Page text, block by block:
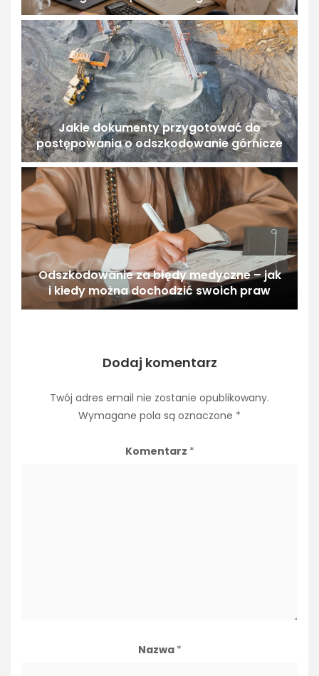
Jakie dokumenty przygotować do
postępowania o odszkodowanie górnicze
Odszkodowanie za błędy medyczne – jak
i kiedy można dochodzić swoich praw
Dodaj komentarz
Twój adres email nie zostanie opublikowany.
Wymagane pola są oznaczone *
Komentarz *
Nazwa *